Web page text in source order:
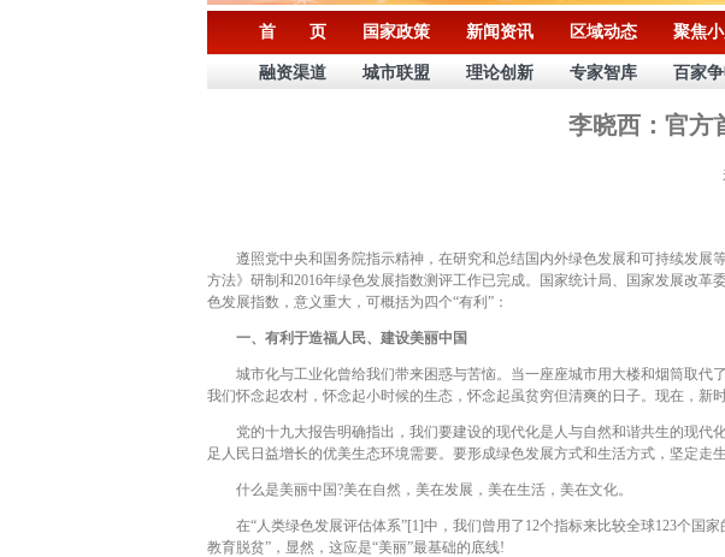
首 页 国家政策 新闻资讯 区域动态 聚焦
融资渠道 城市联盟 理论创新 专家智库 百家
李晓西：官方
遵照党中央和国务院指示精神，在研究和总结国内外绿色发展和可持续发展
方法》研制和2016年绿色发展指数测评工作已完成。国家统计局、国家发展改
色发展指数，意义重大，可概括为四个“有利”：
一、有利于造福人民、建设美丽中国
城市化与工业化曾给我们带来困惑与苦恼。当一座座城市用大楼和烟筒取代
我们怀念起农村，怀念起小时候的生态，怀念起虽贫穷但清爽的日子。现在，新
党的十九大报告明确指出，我们要建设的现代化是人与自然和谐共生的现代
足人民日益增长的优美生态环境需要。要形成绿色发展方式和生活方式，坚定走
什么是美丽中国?美在自然，美在发展，美在生活，美在文化。
在“人类绿色发展评估体系”[1]中，我们曾用了12个指标来比较全球123个国家
教育脱贫”，显然，这应是“美丽”最基础的底线!